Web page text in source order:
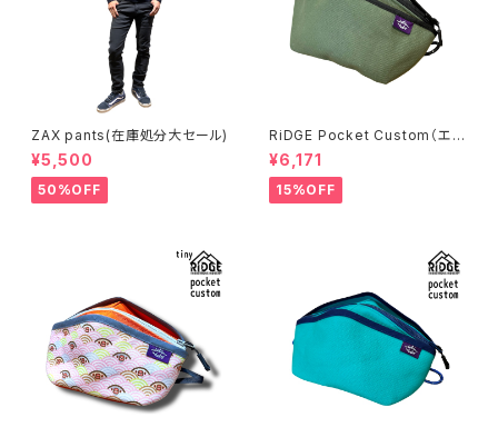
ZAX pants(在庫処分大セール)
¥5,500
50%OFF
RiDGE Pocket Custom（エバ
ーグリーン）
¥6,171
15%OFF